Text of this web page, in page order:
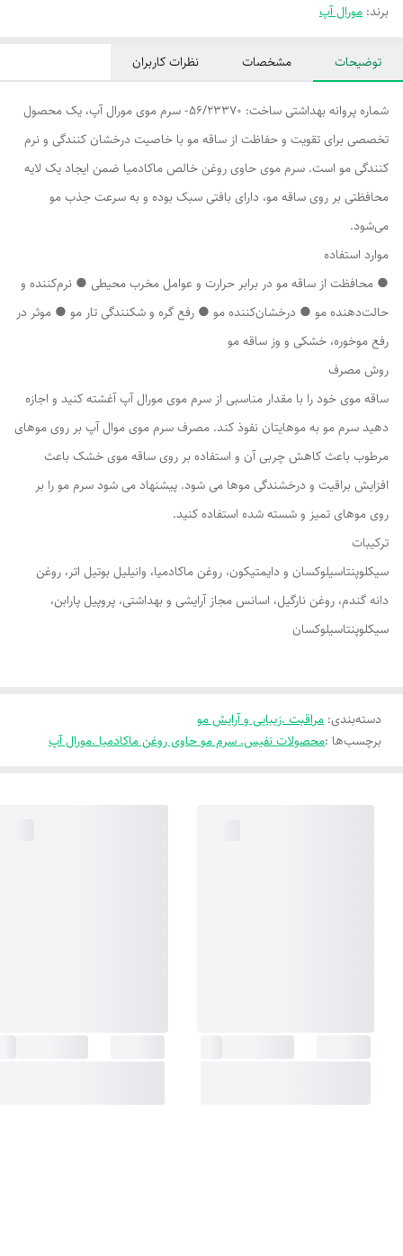
برند: مورال آپ
توضیحات مشخصات نظرات کاربران
شماره پروانه بهداشتی ساخت: 56/23370- سرم موی مورال آپ، یک محصول
تخصصی برای تقویت و حفاظت از ساقه مو با خاصیت درخشان کنندگی و نرم
کنندگی مو است. سرم موی حاوی روغن خالص ماکادمیا ضمن ایجاد یک لایه
محافظتی بر روی ساقه مو، دارای بافتی سبک بوده و به سرعت جذب مو
می‌شود.
موارد استفاده
● محافظت از ساقه مو در برابر حرارت و عوامل مخرب محیطی ● نرم‌کننده و
حالت‌دهنده مو ● درخشان‌کننده مو ● رفع گره و شکنندگی تار مو ● موثر در
رفع موخوره، خشکی و وز ساقه مو
روش مصرف
ساقه موی خود را با مقدار مناسبی از سرم موی مورال آپ آغشته کنید و اجازه
دهید سرم مو به موهایتان نفوذ کند. مصرف سرم موی موال آپ بر روی موهای
مرطوب باعث کاهش چربی آن و استفاده بر روی ساقه موی خشک باعث
افزایش براقیت و درخشندگی موها می شود. پیشنهاد می شود سرم مو را بر
روی موهای تمیز و شسته شده استفاده کنید.
ترکیبات
سیکلوپنتاسیلوکسان و دایمتیکون، روغن ماکادمیا، وانیلیل بوتیل اتر، روغن
دانه گندم، روغن نارگیل، اسانس مجاز آرایشی و بهداشتی، پروپیل پارابن،
سیکلوپنتاسیلوکسان
دسته‌بندی: مراقبت .زیبایی و آرایش مو
برچسب‌ها :محصولات نفیس. سرم مو حاوی روغن ماکادمیا .مورال آپ